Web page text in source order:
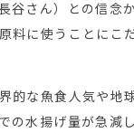
谷さん）との信念
料に使うことにこ
的な魚食人気や地
の水揚げ量が急減